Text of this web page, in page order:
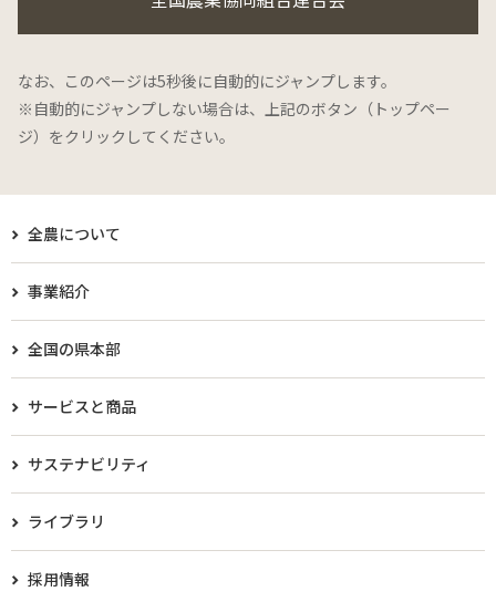
なお、このページは5秒後に自動的にジャンプします。
※自動的にジャンプしない場合は、上記のボタン（トップペー
ジ）をクリックしてください。
全農について
事業紹介
全国の県本部
サービスと商品
サステナビリティ
ライブラリ
採用情報